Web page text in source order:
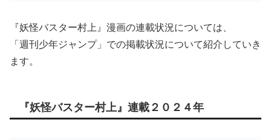
『妖怪バスター村上』漫画の連載状況については、
「週刊少年ジャンプ」での掲載状況について紹介していき
ます。
『妖怪バスター村上』連載２０２４年